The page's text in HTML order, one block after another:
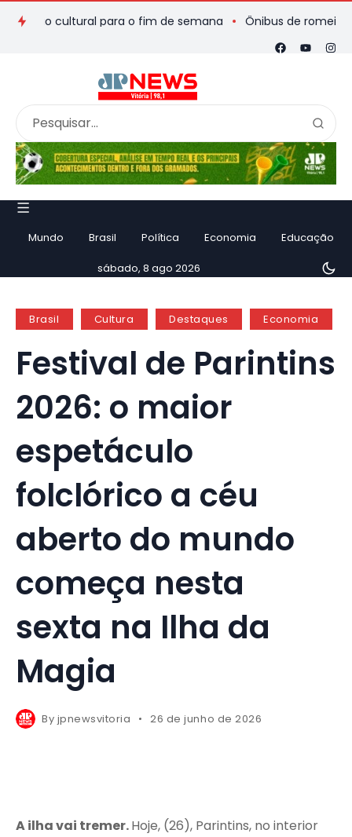
cultural para o fim de semana Ônibus de romeiros que
Mundo Brasil Política Economia Educação
sábado, 8 ago 2026
Brasil Cultura Destaques Economia
Festival de Parintins
2026: o maior
espetáculo
folclórico a céu
aberto do mundo
começa nesta
sexta na Ilha da
Magia
By jpnewsvitoria 26 de junho de 2026
A ilha vai tremer.Hoje, (26), Parintins, no interior